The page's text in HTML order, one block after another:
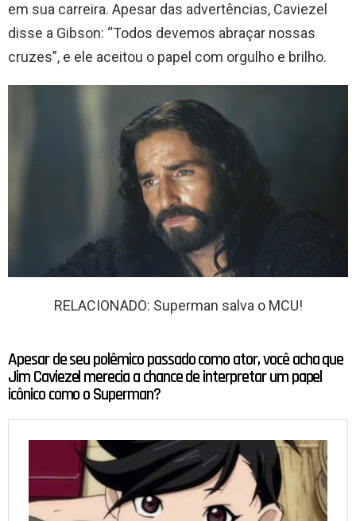
em sua carreira. Apesar das advertências, Caviezel
disse a Gibson: “Todos devemos abraçar nossas
cruzes”, e ele aceitou o papel com orgulho e brilho.
RELACIONADO: Superman salva o MCU!
Apesar de seu polêmico passado como ator, você acha que
Jim Caviezel merecia a chance de interpretar um papel
icônico como o Superman?